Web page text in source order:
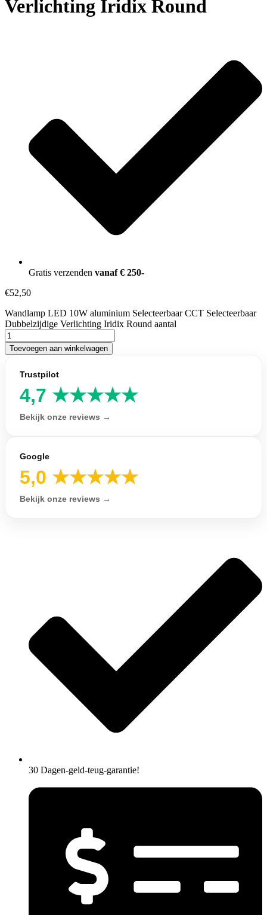
Verlichting Iridix Round
Gratis verzenden vanaf € 250-
€52,50
Wandlamp LED 10W aluminium Selecteerbaar CCT Selecteerbaar
Dubbelzijdige Verlichting Iridix Round aantal
Toevoegen aan winkelwagen
Trustpilot
4,7 ★★★★★
Bekijk onze reviews →
Google
5,0 ★★★★★
Bekijk onze reviews →
30 Dagen-geld-teug-garantie!